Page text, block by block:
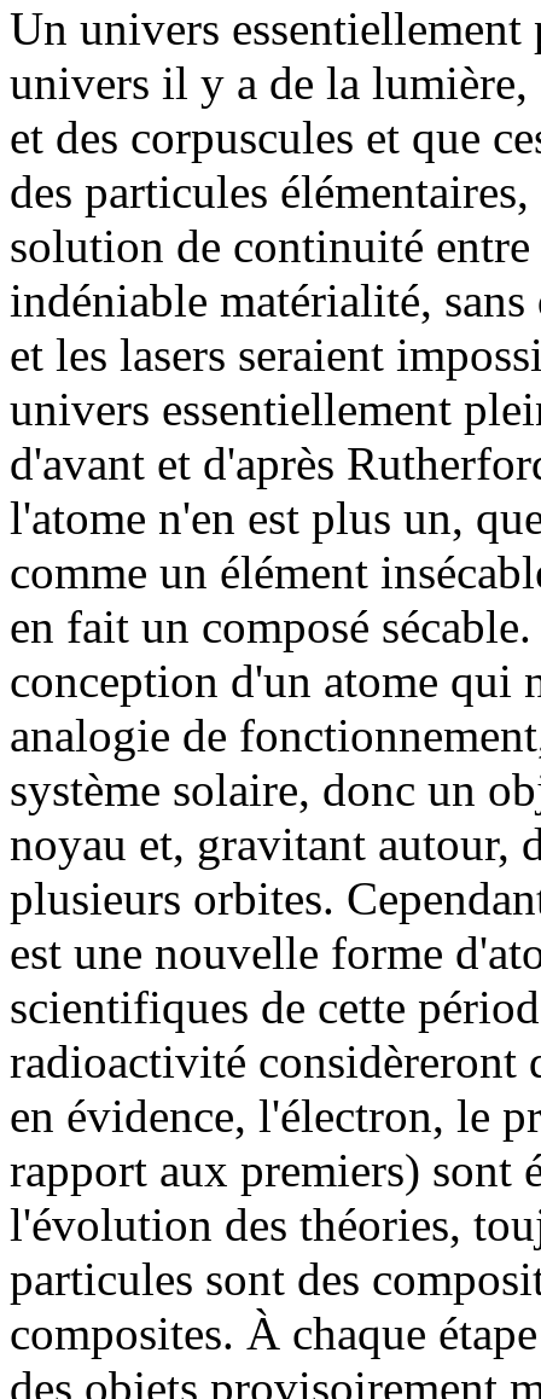
Un univers
univers il y a de la
et des corpuscules et que
des particules
solution de continuité
indéniable matérialité,
et les lasers seraient
univers essentiellement
d'avant et d'après
l'atome n'en est plus un,
comme un élément
en fait un composé
conception d'un atome qui
analogie de
système solaire, donc un
noyau et, gravitant autour,
plusieurs orbites.
est une nouvelle forme
scientifiques de cette
radioactivité considèreront
en évidence, l'électron, le
rapport aux premiers) sont
l'évolution des théories,
particules sont des
composites. À chaque
des objets provisoirement